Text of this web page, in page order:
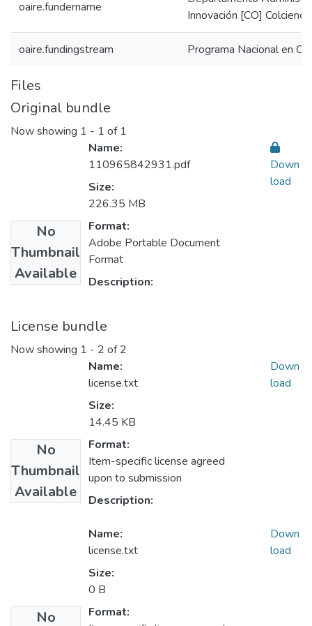
oaire.fundername
Innovación [CO]
oaire.fundingstream Programa Nacional en
Files
Original bundle
Now showing 1 - 1 of 1
No
Thumbnail
Available
Name:
110965842931.pdf
Size:
226.35 MB
Format:
Adobe Portable Document
Format
Description:
Down
load
License bundle
Now showing 1 - 2 of 2
No
Thumbnail
Available
Name:
license.txt
Size:
14.45 KB
Format:
Item-specific license agreed
upon to submission
Description:
Down
load
No
Name:
license.txt
Size:
0 B
Format:
Down
load